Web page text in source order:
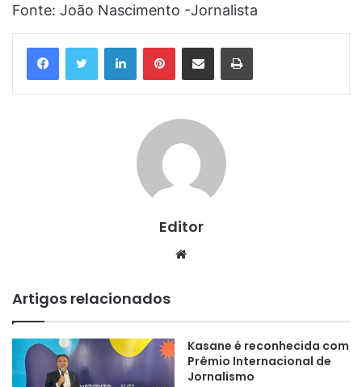
Fonte: João Nascimento -Jornalista
LinkedinPinterestCompartilhar via e-mail Imprimir
Editor
Website
Artigos relacionados
Kasane é reconhecida com
Prêmio Internacional de
Jornalismo